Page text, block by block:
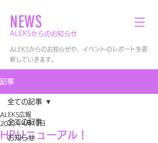
NEWS
​ALEKSからのお知らせ
ALEKSからのお知らせや、イベントのレポートを更
新していきます。
記事
全ての記事
お知らせ
全ての記事
HPリニューアル！
ALEKS広報
2023年4月12日